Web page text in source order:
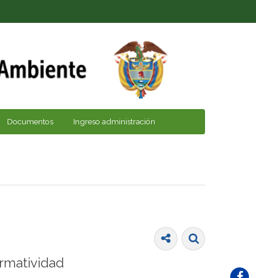
Documentos Ingreso administración